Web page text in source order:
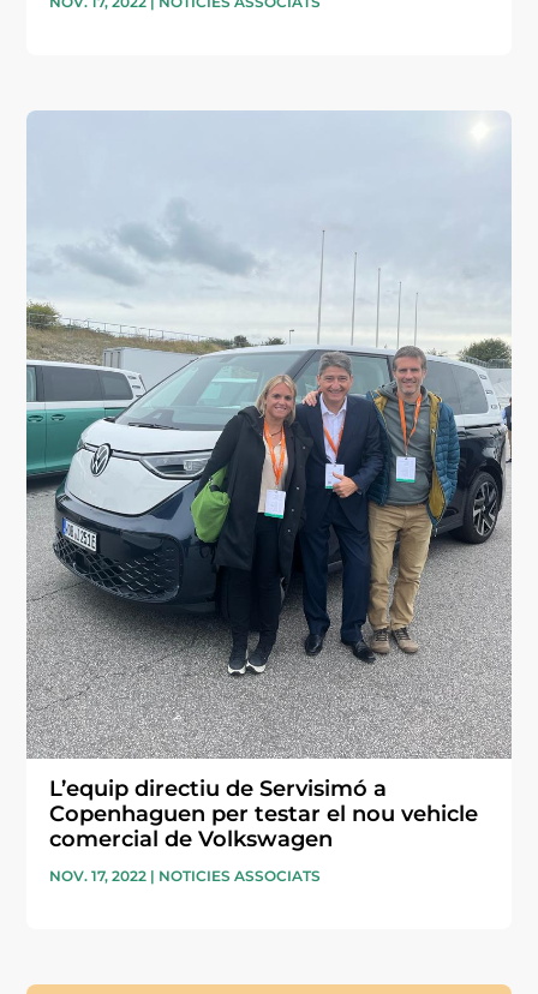
L’equip directiu de Servisimó a
Copenhaguen per testar el nou vehicle
comercial de Volkswagen
NOV. 17, 2022 | NOTICIES ASSOCIATS